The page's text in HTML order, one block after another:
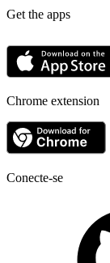
Get the apps
Chrome extension
Conecte-se